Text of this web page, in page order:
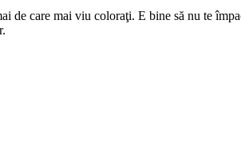
de care mai viu coloraţi. E bine să nu te